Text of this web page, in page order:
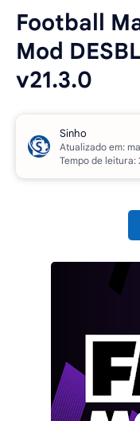
Football
Mod
v21.3.0
Atualizado em:
Tempo de leitura: